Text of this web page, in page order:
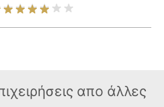
απο άλλες